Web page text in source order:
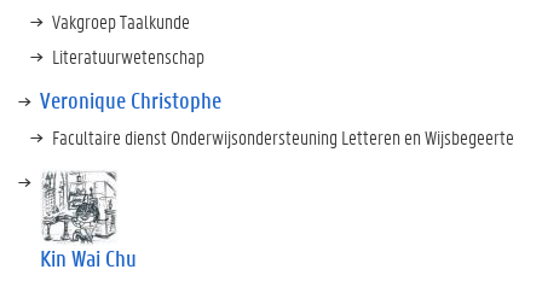
Vakgroep Taalkunde
Literatuurwetenschap
Veronique Christophe
Facultaire dienst Onderwijsondersteuning Letteren en Wijsbegeerte
Kin Wai Chu